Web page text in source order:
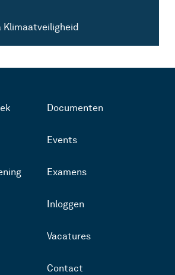
Klimaatveiligheid
Documenten
Events
Examens
Inloggen
Vacatures
Contact